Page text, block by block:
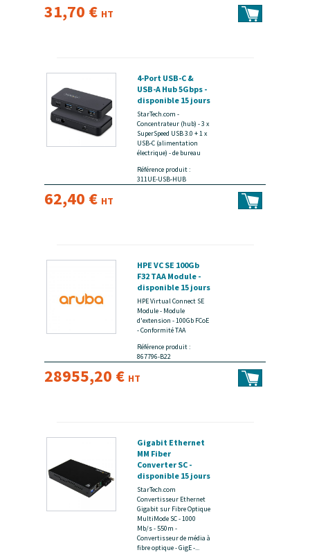
31,70 € HT
4-Port USB-C &
USB-A Hub 5Gbps -
disponible 15 jours
StarTech.com -
Concentrateur (hub) - 3 x
SuperSpeed USB 3.0 + 1 x
USB-C (alimentation
électrique) - de bureau
Référence produit :
311UE-USB-HUB
62,40 € HT
HPE VC SE 100Gb
F32 TAA Module -
disponible 15 jours
HPE Virtual Connect SE
Module - Module
d'extension - 100Gb FCoE
- Conformité TAA
Référence produit :
867796-B22
28955,20 € HT
Gigabit Ethernet
MM Fiber
Converter SC -
disponible 15 jours
StarTech.com
Convertisseur Ethernet
Gigabit sur Fibre Optique
MultiMode SC - 1000
Mb/s - 550m -
Convertisseur de média à
fibre optique - GigE -...